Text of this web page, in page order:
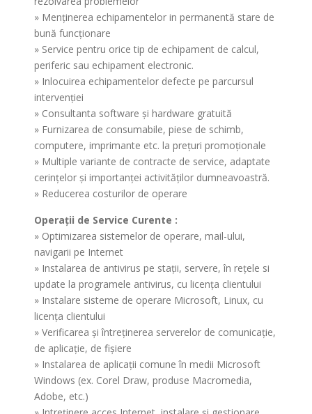
» Menţinerea echipamentelor in permanentă stare de
bună funcţionare
» Service pentru orice tip de echipament de calcul,
periferic sau echipament electronic.
» Inlocuirea echipamentelor defecte pe parcursul
intervenţiei
» Consultanta software şi hardware gratuită
» Furnizarea de consumabile, piese de schimb,
computere, imprimante etc. la preţuri promoţionale
» Multiple variante de contracte de service, adaptate
cerinţelor şi importanţei activităţilor dumneavoastră.
» Reducerea costurilor de operare
Operaţii de Service Curente :
» Optimizarea sistemelor de operare, mail-ului,
navigarii pe Internet
» Instalarea de antivirus pe staţii, servere, în reţele si
update la programele antivirus, cu licenţa clientului
» Instalare sisteme de operare Microsoft, Linux, cu
licenţa clientului
» Verificarea şi întreţinerea serverelor de comunicaţie,
de aplicaţie, de fişiere
» Instalarea de aplicaţii comune în medii Microsoft
Windows (ex. Corel Draw, produse Macromedia,
Adobe, etc.)